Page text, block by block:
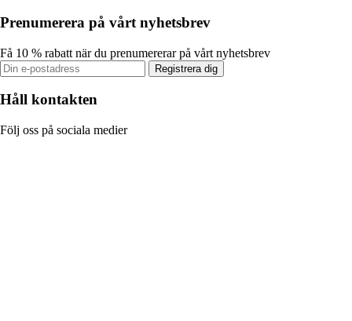
Prenumerera på vårt nyhetsbrev
Få 10 % rabatt när du prenumererar på vårt nyhetsbrev
Registrera dig
Håll kontakten
Följ oss på sociala medier